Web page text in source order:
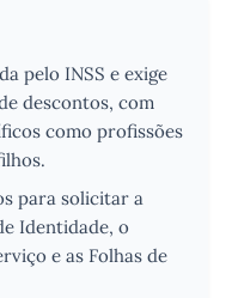
pelo INSS e exige
descontos, com
como profissões
para solicitar a
Identidade, o
e as Folhas de